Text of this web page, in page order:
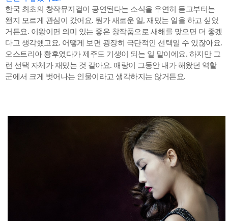
한국 최초의 창작뮤지컬이 공연된다는 소식을 우연히 듣고부터는
왠지 모르게 관심이 갔어요. 뭔가 새로운 일, 재밌는 일을 하고 싶었
거든요. 이왕이면 의미 있는 좋은 창작품으로 새해를 맞으면 더 좋겠
다고 생각했고요. 어떻게 보면 굉장히 극단적인 선택일 수 있잖아요.
오스트리아 황후였다가 제주도 기생이 되는 일 말이에요. 하지만 그
런 선택 자체가 재밌는 것 같아요. 애랑이 그동안 내가 해왔던 역할
군에서 크게 벗어나는 인물이라고 생각하지는 않거든요.